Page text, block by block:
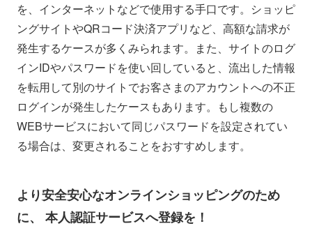
を、インターネットなどで使用する手口です。ショッピ
ングサイトやQRコード決済アプリなど、高額な請求が
発生するケースが多くみられます。また、サイトのログ
インIDやパスワードを使い回していると、流出した情報
を転用して別のサイトでお客さまのアカウントへの不正
ログインが発生したケースもあります。もし複数の
WEBサービスにおいて同じパスワードを設定されてい
る場合は、変更されることをおすすめします。
より安全安心なオンラインショッピングのため
に、 本人認証サービスへ登録を！